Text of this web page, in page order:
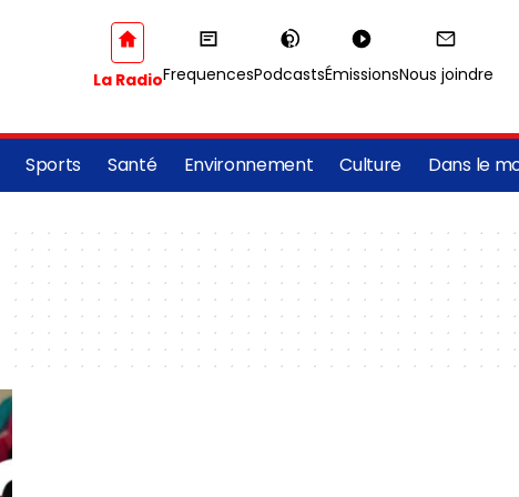
La RadioFrequencesPodcastsÉmissionsNous joindre
Sports Santé Environnement Culture Dans le